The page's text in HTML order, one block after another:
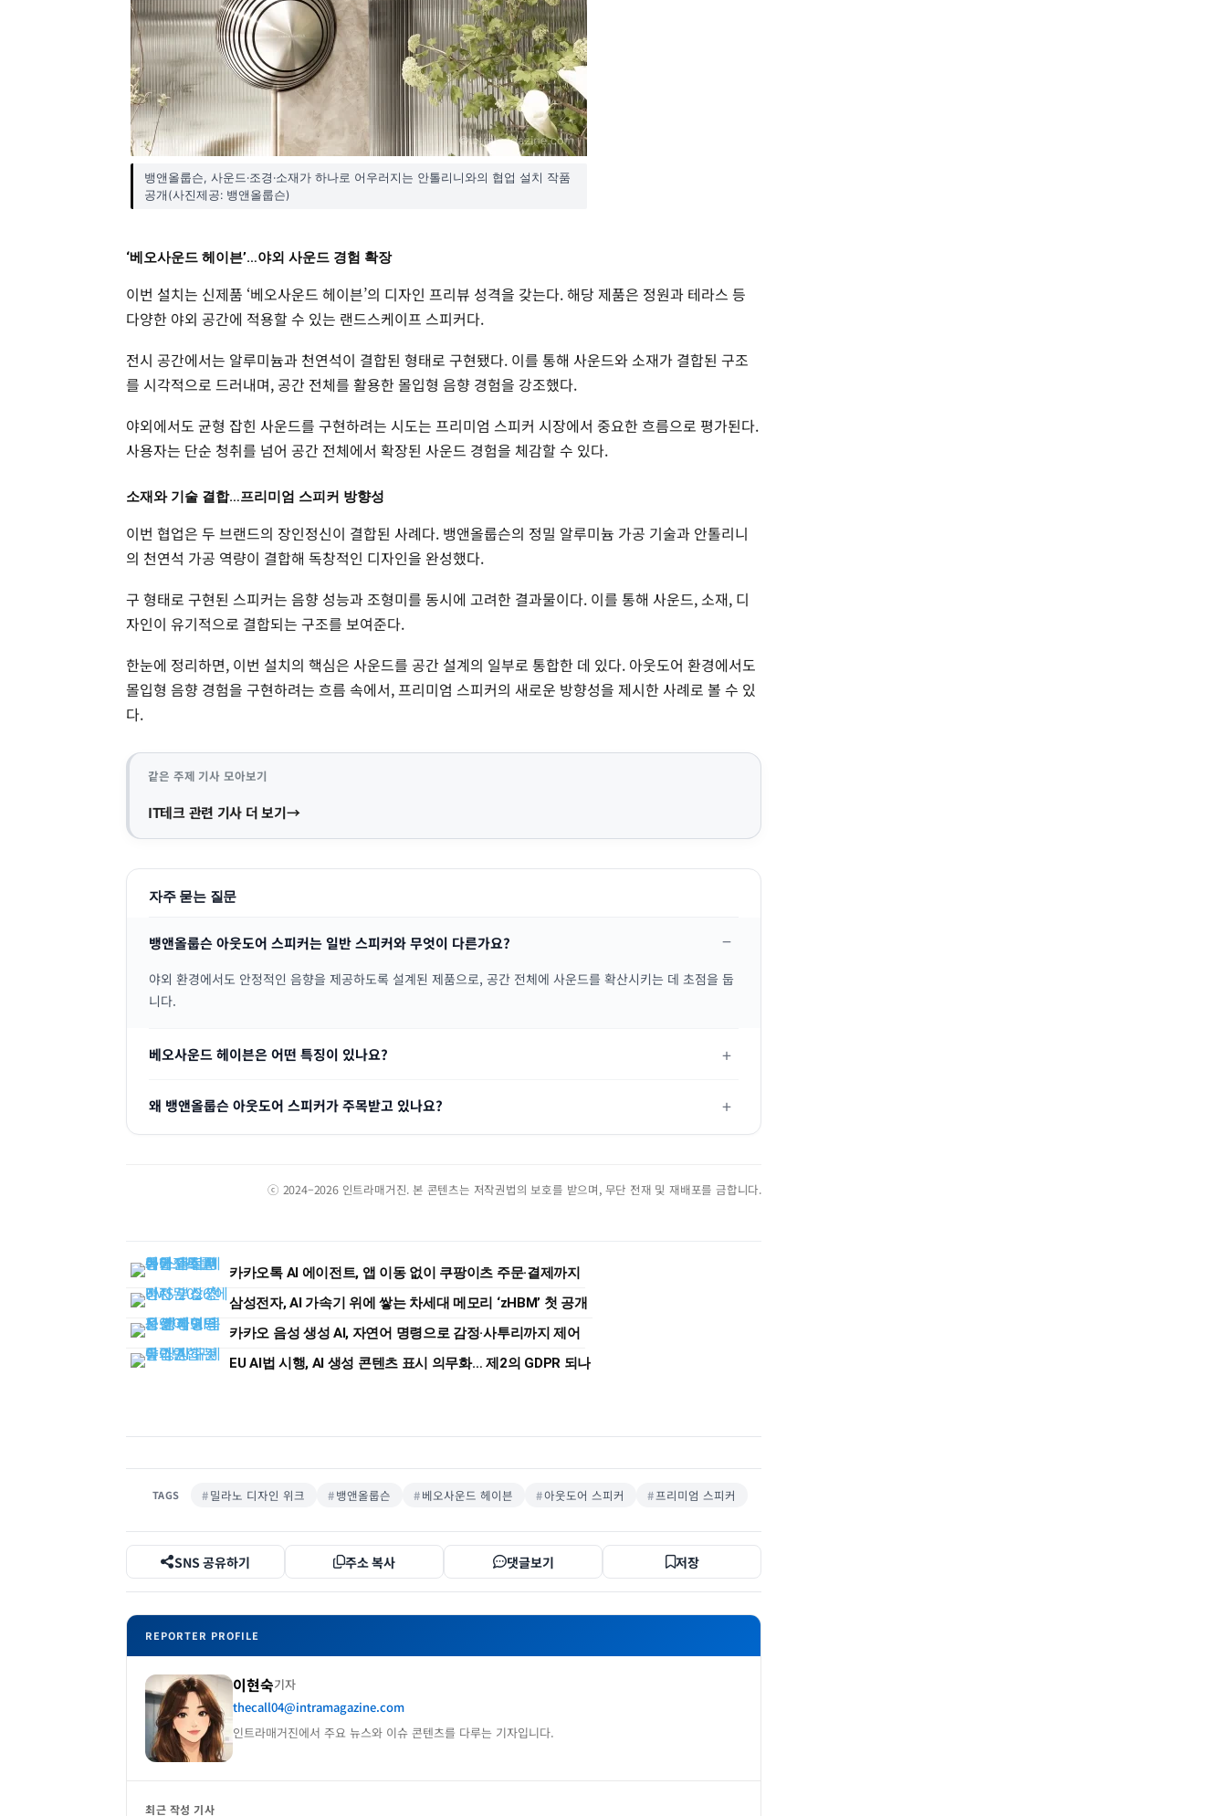
뱅앤올룹슨, 사운드·조경·소재가 하나로 어우러지는 안톨리니와의 협업 설치 작품
공개(사진제공: 뱅앤올룹슨)
‘베오사운드 헤이븐’…야외 사운드 경험 확장
이번 설치는 신제품 ‘베오사운드 헤이븐’의 디자인 프리뷰 성격을 갖는다. 해당 제품은 정원과 테라스 등
다양한 야외 공간에 적용할 수 있는 랜드스케이프 스피커다.
전시 공간에서는 알루미늄과 천연석이 결합된 형태로 구현됐다. 이를 통해 사운드와 소재가 결합된 구조
를 시각적으로 드러내며, 공간 전체를 활용한 몰입형 음향 경험을 강조했다.
야외에서도 균형 잡힌 사운드를 구현하려는 시도는 프리미엄 스피커 시장에서 중요한 흐름으로 평가된다.
사용자는 단순 청취를 넘어 공간 전체에서 확장된 사운드 경험을 체감할 수 있다.
소재와 기술 결합…프리미엄 스피커 방향성
이번 협업은 두 브랜드의 장인정신이 결합된 사례다. 뱅앤올룹슨의 정밀 알루미늄 가공 기술과 안톨리니
의 천연석 가공 역량이 결합해 독창적인 디자인을 완성했다.
구 형태로 구현된 스피커는 음향 성능과 조형미를 동시에 고려한 결과물이다. 이를 통해 사운드, 소재, 디
자인이 유기적으로 결합되는 구조를 보여준다.
한눈에 정리하면, 이번 설치의 핵심은 사운드를 공간 설계의 일부로 통합한 데 있다. 아웃도어 환경에서도
몰입형 음향 경험을 구현하려는 흐름 속에서, 프리미엄 스피커의 새로운 방향성을 제시한 사례로 볼 수 있
다.
같은 주제 기사 모아보기
IT테크 관련 기사 더 보기
자주 묻는 질문
뱅앤올룹슨 아웃도어 스피커는 일반 스피커와 무엇이 다른가요?
야외 환경에서도 안정적인 음향을 제공하도록 설계된 제품으로, 공간 전체에 사운드를 확산시키는 데 초점을 둡
니다.
베오사운드 헤이븐은 어떤 특징이 있나요?
왜 뱅앤올룹슨 아웃도어 스피커가 주목받고 있나요?
ⓒ 2024–2026 인트라매거진. 본 콘텐츠는 저작권법의 보호를 받으며, 무단 전재 및 재배포를 금합니다.
카카오톡 AI 에이전트, 앱 이동 없이 쿠팡이츠 주문·결제까지
삼성전자, AI 가속기 위에 쌓는 차세대 메모리 ‘zHBM’ 첫 공개
카카오 음성 생성 AI, 자연어 명령으로 감정·사투리까지 제어
EU AI법 시행, AI 생성 콘텐츠 표시 의무화… 제2의 GDPR 되나
TAGS 밀라노 디자인 위크 뱅앤올룹슨 베오사운드 헤이븐 아웃도어 스피커 프리미엄 스피커
SNS 공유하기 주소 복사 댓글보기 저장
REPORTER PROFILE
이현숙기자
thecall04@intramagazine.com
인트라매거진에서 주요 뉴스와 이슈 콘텐츠를 다루는 기자입니다.
최근 작성 기사